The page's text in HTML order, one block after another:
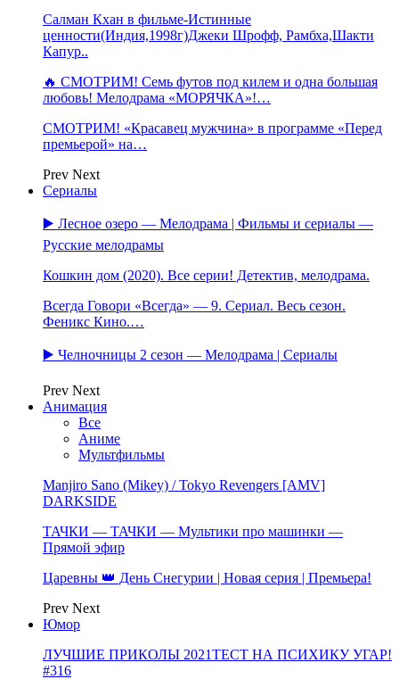
Салман Кхан в фильме-Истинные
ценности(Индия,1998г)Джеки Шрофф, Рамбха,Шакти
Капур..
🔥 СМОТРИМ! Семь футов под килем и одна большая
любовь! Мелодрама «МОРЯЧКА»!…
СМОТРИМ! «Красавец мужчина» в программе «Перед
премьерой» на…
Prev Next
Сериалы
▶️ Лесное озеро — Мелодрама | Фильмы и сериалы —
Русские мелодрамы
Кошкин дом (2020). Все серии! Детектив, мелодрама.
Всегда Говори «Всегда» — 9. Сериал. Весь сезон.
Феникс Кино.…
▶️ Челночницы 2 сезон — Мелодрама | Сериалы
Prev Next
Анимация
Все
Аниме
Мультфильмы
Manjiro Sano (Mikey) / Tokyo Revengers [AMV]
DARKSIDE
ТАЧКИ — ТАЧКИ — Мультики про машинки —
Прямой эфир
Царевны 👑 День Снегурии | Новая серия | Премьера!
Prev Next
Юмор
ЛУЧШИЕ ПРИКОЛЫ 2021ТЕСТ НА ПСИХИКУ УГАР!
#316